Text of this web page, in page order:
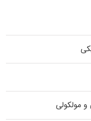
مولکولی